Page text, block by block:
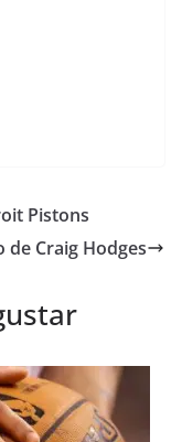
Pistons
de Craig Hodges